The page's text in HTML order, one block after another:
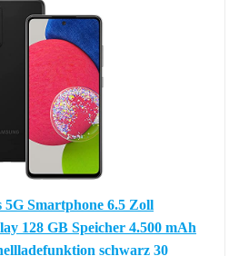
5G Smartphone 6.5 Zoll
128 GB Speicher 4.500 mAh
schwarz 30